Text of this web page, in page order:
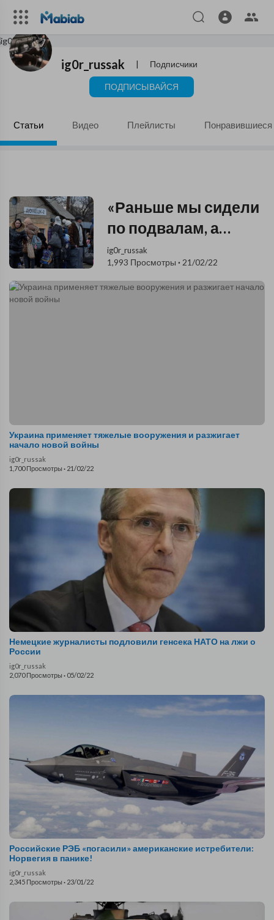
ig0r_russak | Подписчики
ПОДПИСЫВАЙСЯ
Статьи Видео Плейлисты Понравившиеся
«Раньше мы сидели
по подвалам, а
сейчас уже сердце
не выдерживает...» -
эвакуация беженцев
ig0r_russak
1,993 Просмотры ·21/02/22
Украина применяет тяжелые вооружения и разжигает
начало новой войны
ig0r_russak
1,700 Просмотры · 21/02/22
Немецкие журналисты подловили генсека НАТО на лжи о
России
ig0r_russak
2,070 Просмотры · 05/02/22
Российские РЭБ «погасили» американские истребители:
Норвегия в панике!
ig0r_russak
2,345 Просмотры · 23/01/22